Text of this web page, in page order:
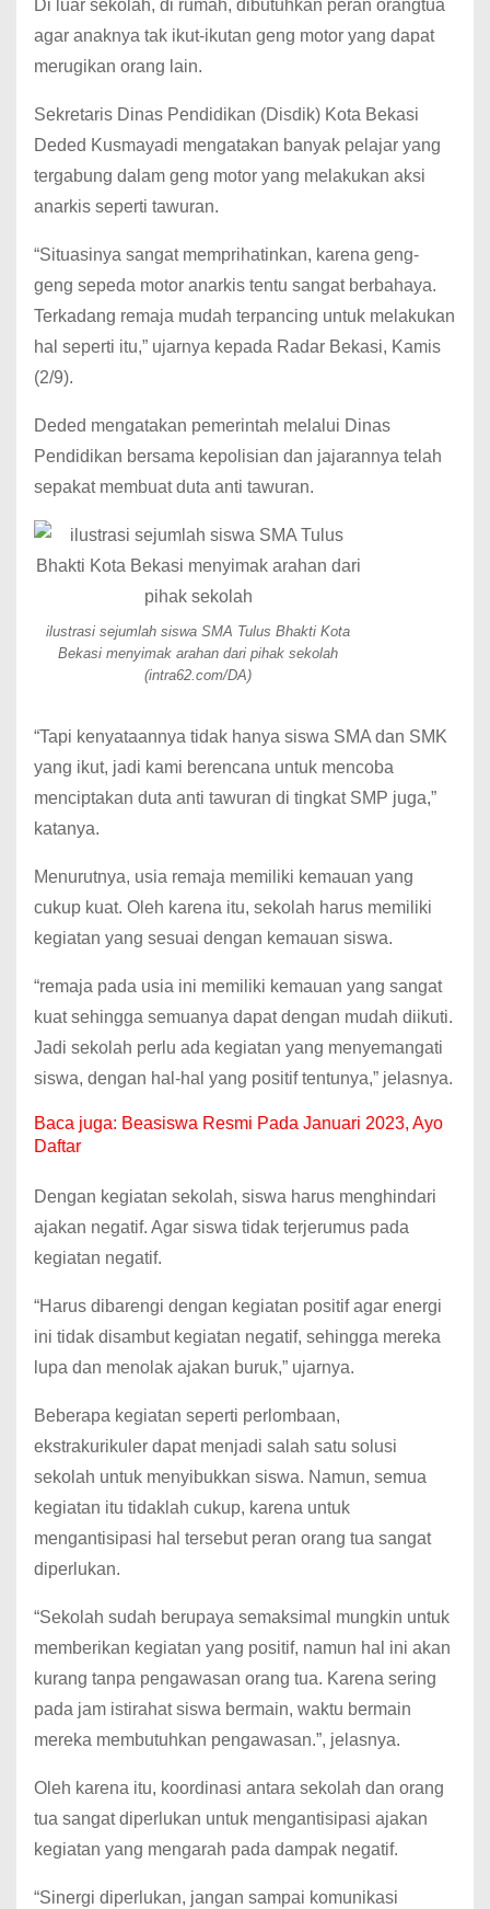
Di luar sekolah, di rumah, dibutuhkan peran orangtua
agar anaknya tak ikut-ikutan geng motor yang dapat
merugikan orang lain.
Sekretaris Dinas Pendidikan (Disdik) Kota Bekasi
Deded Kusmayadi mengatakan banyak pelajar yang
tergabung dalam geng motor yang melakukan aksi
anarkis seperti tawuran.
“Situasinya sangat memprihatinkan, karena geng-
geng sepeda motor anarkis tentu sangat berbahaya.
Terkadang remaja mudah terpancing untuk melakukan
hal seperti itu,” ujarnya kepada Radar Bekasi, Kamis
(2/9).
Deded mengatakan pemerintah melalui Dinas
Pendidikan bersama kepolisian dan jajarannya telah
sepakat membuat duta anti tawuran.
ilustrasi sejumlah siswa SMA Tulus Bhakti Kota
Bekasi menyimak arahan dari pihak sekolah
(intra62.com/DA)
“Tapi kenyataannya tidak hanya siswa SMA dan SMK
yang ikut, jadi kami berencana untuk mencoba
menciptakan duta anti tawuran di tingkat SMP juga,”
katanya.
Menurutnya, usia remaja memiliki kemauan yang
cukup kuat. Oleh karena itu, sekolah harus memiliki
kegiatan yang sesuai dengan kemauan siswa.
“remaja pada usia ini memiliki kemauan yang sangat
kuat sehingga semuanya dapat dengan mudah diikuti.
Jadi sekolah perlu ada kegiatan yang menyemangati
siswa, dengan hal-hal yang positif tentunya,” jelasnya.
Baca juga: Beasiswa Resmi Pada Januari 2023, Ayo
Daftar
Dengan kegiatan sekolah, siswa harus menghindari
ajakan negatif. Agar siswa tidak terjerumus pada
kegiatan negatif.
“Harus dibarengi dengan kegiatan positif agar energi
ini tidak disambut kegiatan negatif, sehingga mereka
lupa dan menolak ajakan buruk,” ujarnya.
Beberapa kegiatan seperti perlombaan,
ekstrakurikuler dapat menjadi salah satu solusi
sekolah untuk menyibukkan siswa. Namun, semua
kegiatan itu tidaklah cukup, karena untuk
mengantisipasi hal tersebut peran orang tua sangat
diperlukan.
“Sekolah sudah berupaya semaksimal mungkin untuk
memberikan kegiatan yang positif, namun hal ini akan
kurang tanpa pengawasan orang tua. Karena sering
pada jam istirahat siswa bermain, waktu bermain
mereka membutuhkan pengawasan.”, jelasnya.
Oleh karena itu, koordinasi antara sekolah dan orang
tua sangat diperlukan untuk mengantisipasi ajakan
kegiatan yang mengarah pada dampak negatif.
“Sinergi diperlukan, jangan sampai komunikasi